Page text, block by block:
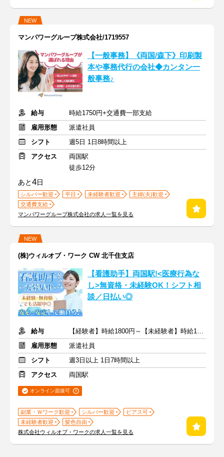
NEW
マンパワーグループ株式会社/1719557
【一般事務】《両国/森下》印刷製
本や事務代行の会社◆カンタン一
般事務♪
給与
時給1750円+交通費一部支給
雇用形態
派遣社員
シフト
週5日 1日8時間以上
アクセス
両国駅
徒歩12分
あと4日
シルバー歓迎 平日 未経験者歓迎
主婦(夫)歓迎
交通費支給
マンパワーグループ株式会社の求人一覧を見る
NEW
(株)ウィルオブ・ワーク CW 北千住支店
【看護助手】両国駅!<医療行為な
し>無資格・未経験OK！シフト相
談／日払い◎
給与
【経験者】時給1800円～【未経験者】時給1500円～ ＋交通費
雇用形態
派遣社員
シフト
週3日以上 1日7時間以上
アクセス
両国駅
オンライン面接可
副業・Ｗワーク歓迎 シルバー歓迎
ピアス可
未経験者歓迎
髪色自由
株式会社ウィルオブ・ワークの求人一覧を見る